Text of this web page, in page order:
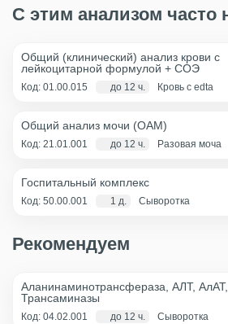
С этим анализом часто
Общий (клинический) анализ крови с
лейкоцитарной формулой + COЭ
Код: 01.00.015 до 12 ч. Кровь с edta
Общий анализ мочи (ОАМ)
Код: 21.01.001 до 12 ч. Разовая моча
Госпитальный комплекс
Код: 50.00.001 1 д. Сыворотка
Рекомендуем
Аланинаминотрансфераза, АЛТ, АлАТ,
Трансаминазы
Код: 04.02.001 до 12 ч. Сыворотка